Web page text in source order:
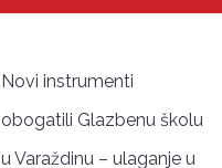
Novi instrumenti
obogatili Glazbenu školu
u Varaždinu – ulaganje u